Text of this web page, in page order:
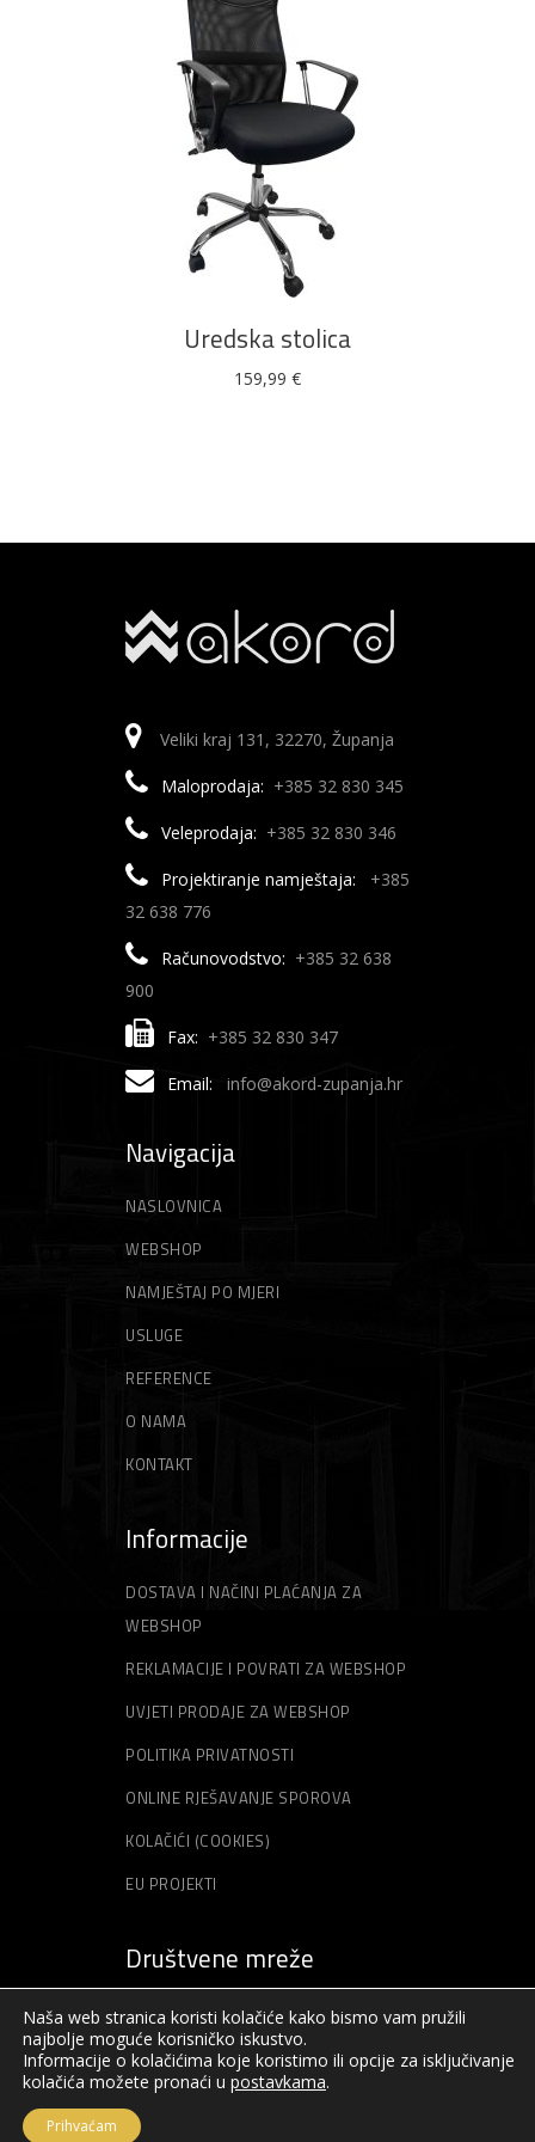
DODAJ U KOŠARICU
Uredska stolica
159,99 €
Veliki kraj 131, 32270, Županja
Maloprodaja: +385 32 830 345
Veleprodaja: +385 32 830 346
Projektiranje namještaja:
+385
32 638 776
Računovodstvo: +385 32 638
900
Fax: +385 32 830 347
Email: info@akord-zupanja.hr
Navigacija
NASLOVNICA
WEBSHOP
NAMJEŠTAJ PO MJERI
USLUGE
REFERENCE
O NAMA
KONTAKT
Informacije
DOSTAVA I NAČINI PLAĆANJA ZA
WEBSHOP
REKLAMACIJE I POVRATI ZA WEBSHOP
UVJETI PRODAJE ZA WEBSHOP
POLITIKA PRIVATNOSTI
ONLINE RJEŠAVANJE SPOROVA
KOLAČIĆI (COOKIES)
EU PROJEKTI
Društvene mreže
Naša web stranica koristi kolačiće kako bismo vam pružili
najbolje moguće korisničko iskustvo.
Informacije o kolačićima koje koristimo ili opcije za isključivanje
kolačića možete pronaći u postavkama.
Prihvaćam